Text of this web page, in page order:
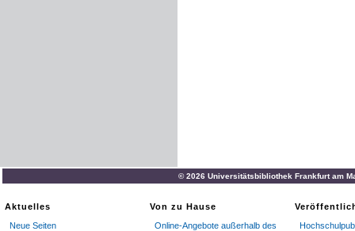
© 2026 Universitätsbibliothek Frankfurt am
Aktuelles
Neue Seiten
Von zu Hause
Online-Angebote außerhalb des